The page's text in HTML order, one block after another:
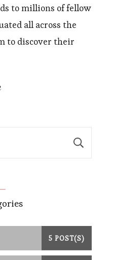
to millions of fellow
all across the
to discover their
5 POST(S)